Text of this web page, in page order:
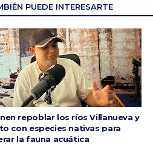
PUEDE INTERESARTE
repoblar los ríos Villanueva y
con especies nativas para
la fauna acuática